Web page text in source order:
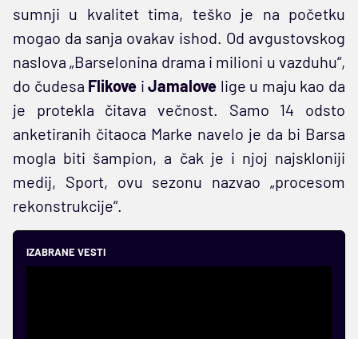
sumnji u kvalitet tima, teško je na početku
mogao da sanja ovakav ishod. Od avgustovskog
naslova „Barselonina drama i milioni u vazduhu“,
do čudesa Flikove iJamalove lige u maju kao da
je protekla čitava večnost. Samo 14 odsto
anketiranih čitaoca Marke navelo je da bi Barsa
mogla biti šampion, a čak je i njoj najskloniji
medij, Sport, ovu sezonu nazvao „procesom
rekonstrukcije“.
IZABRANE VESTI